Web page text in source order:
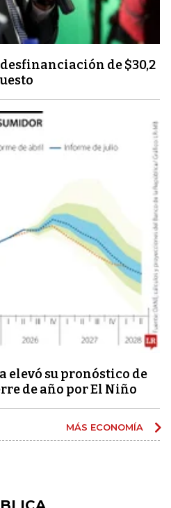
de $30,2
elevó su pronóstico de
de año por El Niño
MÁS ECONOMÍA